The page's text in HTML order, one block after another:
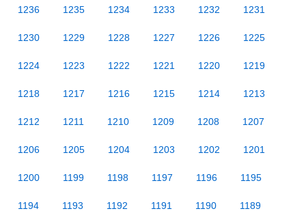
1236 1235 1234 1233 1232 1231
1230 1229 1228 1227 1226 1225
1224 1223 1222 1221 1220 1219
1218 1217 1216 1215 1214 1213
1212 1211 1210 1209 1208 1207
1206 1205 1204 1203 1202 1201
1200 1199 1198 1197 1196 1195
1194 1193 1192 1191 1190 1189